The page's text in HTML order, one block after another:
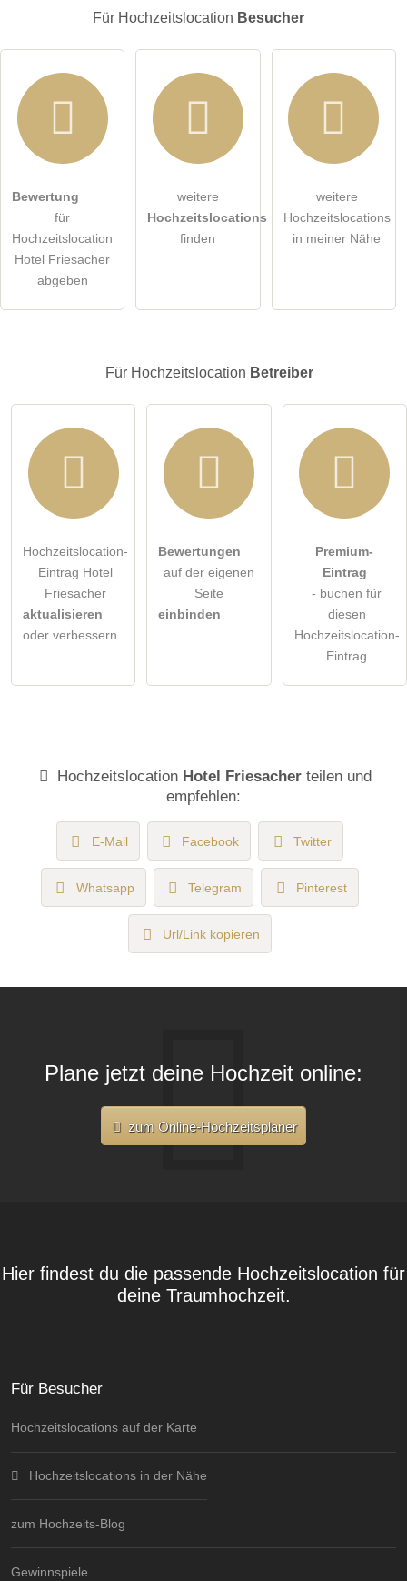
E-Mail-Adresse (wird nicht veröffentlicht)
Die Datenschutzerklärung habe ich zur Kenntnis genommen.
öffentliche Frage stellen
Hinweis:Bitte beachten Sie, öffentliche Fragen sindfür alle
Hochzeitslocation-Eintrag zu stellen.
Für Hochzeitslocation Besucher
Bewertung
für
Hochzeitslocation
Hotel Friesacher
abgeben
weitere
Hochzeitslocations
finden
weitere
Hochzeitslocations
in meiner Nähe
Für Hochzeitslocation Betreiber
Hochzeitslocation-
Eintrag Hotel
Friesacher
aktualisieren
oder verbessern
Bewertungen
auf der eigenen
Seite
einbinden
Premium-
Eintrag
- buchen für
diesen
Hochzeitslocation-
Eintrag
Hochzeitslocation Hotel Friesacherteilen und
empfehlen:
E-Mail Facebook Twitter
Whatsapp Telegram Pinterest
Url/Link kopieren
Plane jetzt deine Hochzeit online:
zum Online-Hochzeitsplaner
Hier findest du die passende Hochzeitslocation für
deine Traumhochzeit.
Für Besucher
Hochzeitslocations auf der Karte
Hochzeitslocations in der Nähe
zum Hochzeits-Blog
Gewinnspiele